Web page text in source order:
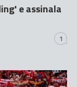
e assinala
1